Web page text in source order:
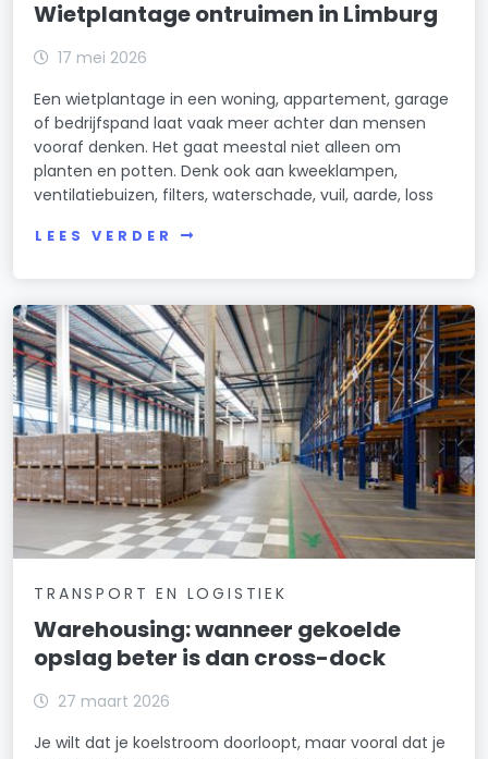
Wietplantage ontruimen in Limburg
17 mei 2026
Een wietplantage in een woning, appartement, garage
of bedrijfspand laat vaak meer achter dan mensen
vooraf denken. Het gaat meestal niet alleen om
planten en potten. Denk ook aan kweeklampen,
ventilatiebuizen, filters, waterschade, vuil, aarde, loss
LEES VERDER
TRANSPORT EN LOGISTIEK
Warehousing: wanneer gekoelde
opslag beter is dan cross-dock
27 maart 2026
Je wilt dat je koelstroom doorloopt, maar vooral dat je